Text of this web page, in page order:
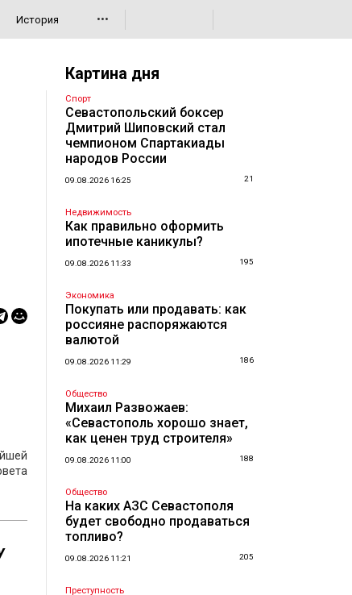
История •••
Картина дня
Спорт
Севастопольский боксер
Дмитрий Шиповский стал
чемпионом Спартакиады
народов России
09.08.2026 16:25 21
Недвижимость
Как правильно оформить
ипотечные каникулы?
09.08.2026 11:33 195
Экономика
Покупать или продавать: как
россияне распоряжаются
валютой
09.08.2026 11:29 186
Общество
Михаил Развожаев:
«Севастополь хорошо знает,
как ценен труд строителя»
09.08.2026 11:00 188
Общество
На каких АЗС Севастополя
будет свободно продаваться
топливо?
09.08.2026 11:21 205
Преступность